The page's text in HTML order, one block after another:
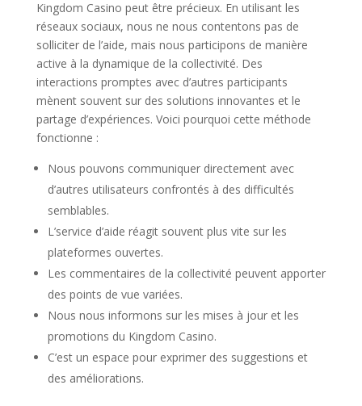
Kingdom Casino peut être précieux. En utilisant les
réseaux sociaux, nous ne nous contentons pas de
solliciter de l’aide, mais nous participons de manière
active à la dynamique de la collectivité. Des
interactions promptes avec d’autres participants
mènent souvent sur des solutions innovantes et le
partage d’expériences. Voici pourquoi cette méthode
fonctionne :
Nous pouvons communiquer directement avec
d’autres utilisateurs confrontés à des difficultés
semblables.
L’service d’aide réagit souvent plus vite sur les
plateformes ouvertes.
Les commentaires de la collectivité peuvent apporter
des points de vue variées.
Nous nous informons sur les mises à jour et les
promotions du Kingdom Casino.
C’est un espace pour exprimer des suggestions et
des améliorations.